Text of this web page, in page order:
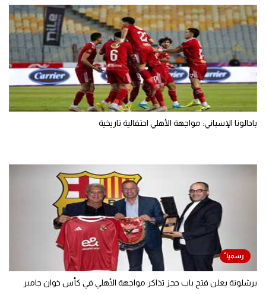
بادالونا الإسباني: مواجهة الأهلي احتفالية تاريخية
برشلونة يعلن فتح باب حجز تذاكر مواجهة الأهلي في كأس خوان جامبر